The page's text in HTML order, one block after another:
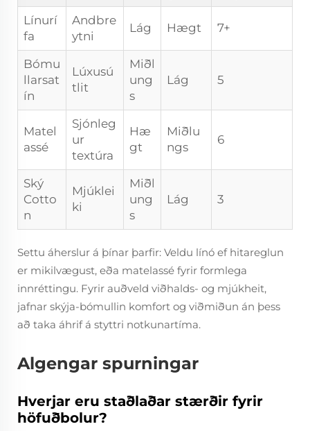
Línurí
fa
Andbre
ytni
Lág Hægt 7+
Bómu
llarsat
ín
Lúxusú
tlit
Miðl
ung
s
Lág 5
Matel
assé
Sjónleg
ur
textúra
Hæ
gt
Miðlu
ngs
6
Ský
Cotto
n
Mjúklei
ki
Miðl
ung
s
Lág 3
Settu áherslur á þínar þarfir: Veldu línó ef hitareglun
er mikilvægust, eða matelassé fyrir formlega
innréttingu. Fyrir auðveld viðhalds- og mjúkheit,
jafnar skýja-bómullin komfort og viðmiðun án þess
að taka áhrif á styttri notkunartíma.
Algengar spurningar
Hverjar eru staðlaðar stærðir fyrir
höfuðbolur?